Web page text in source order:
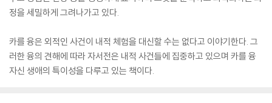
정을 세밀하게 그려나가고 있다.
카를 융은 외적인 사건이 내적 체험을 대신할 수는 없다고 이야기한다. 그
러한 융의 견해에 따라 자서전은 내적 사건들에 집중하고 있으며 카를 융
자신 생애의 특이성을 다루고 있는 책이다.